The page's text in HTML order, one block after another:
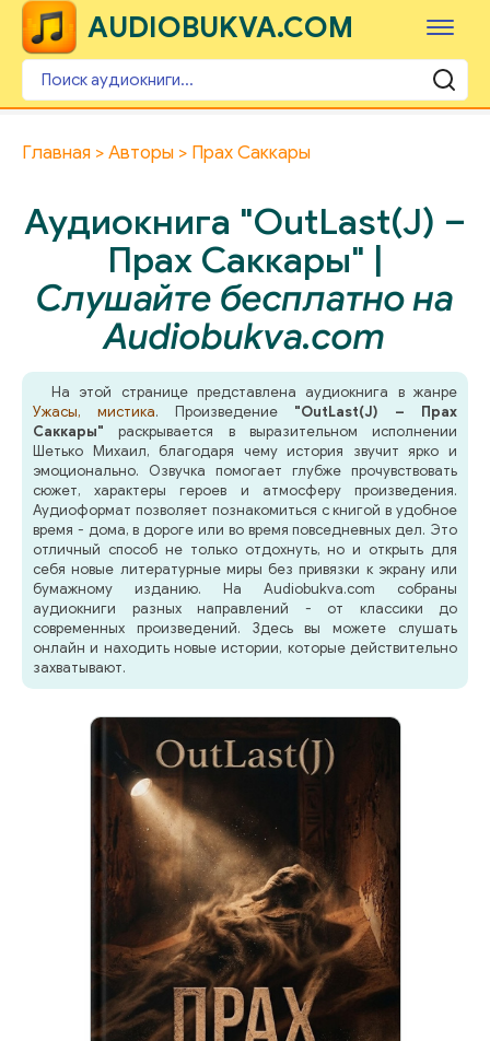
AUDIOBUKVA.COM
Главная Авторы Прах Саккары
Аудиокнига "OutLast(J) –
Прах Саккары" |
Слушайте бесплатно на
Audiobukva.com
На этой странице представлена аудиокнига в жанре
Ужасы, мистика. Произведение "OutLast(J) – Прах
Саккары" раскрывается в выразительном исполнении
Шетько Михаил, благодаря чему история звучит ярко и
эмоционально. Озвучка помогает глубже прочувствовать
сюжет, характеры героев и атмосферу произведения.
Аудиоформат позволяет познакомиться с книгой в удобное
время - дома, в дороге или во время повседневных дел. Это
отличный способ не только отдохнуть, но и открыть для
себя новые литературные миры без привязки к экрану или
бумажному изданию. На Audiobukva.com собраны
аудиокниги разных направлений - от классики до
современных произведений. Здесь вы можете слушать
онлайн и находить новые истории, которые действительно
захватывают.